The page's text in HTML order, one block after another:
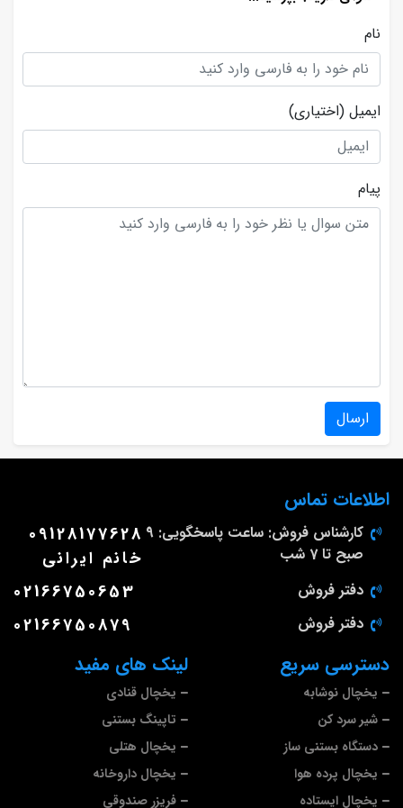
نام
ایمیل (اختیاری)
پیام
ارسال
لینک های مفید
یخچال قنادی
تاپینگ بستنی
یخچال هتلی
یخچال داروخانه
فریزر صندوقی
دسترسی سریع
یخچال نوشابه
شیر سرد کن
دستگاه بستنی ساز
یخچال پرده هوا
یخچال ایستاده
اطلاعات تماس
کارشناس فروش: ساعت پاسخگویی: 9
صبح تا 7 شب
09128177628
خانم ایرانی
دفتر فروش 02166750653
دفتر فروش 02166750879